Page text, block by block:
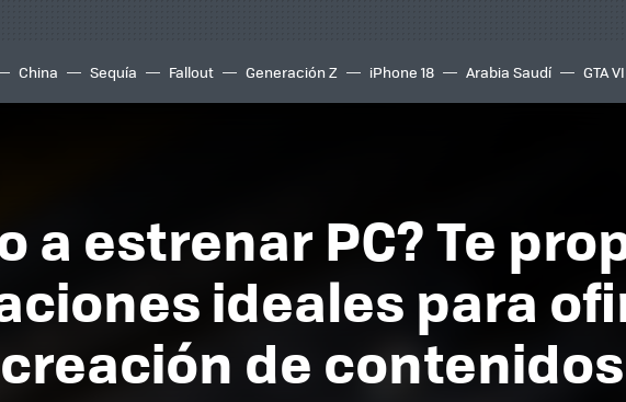
China Sequía Fallout Generación Z iPhone 18 Arabia Saudí GTA VI
a estrenar PC? Te
ideales para
de contenidos